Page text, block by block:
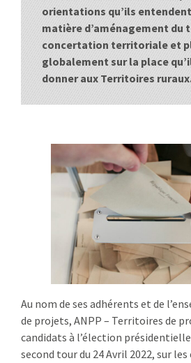
JURIDIQUE
EUROPE
EMPLOI
orientations qu’ils
matière d’aménagement du
concertation territoriale et
globalement sur la place
donner aux Territoires
Au nom de ses adhérents et de
de projets, ANPP – Territoires de
candidats à l’élection
second tour du 24 Avril 2022, sur